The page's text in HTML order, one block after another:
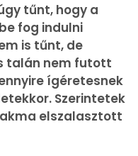
tűnt, hogy a
fog indulni
is tűnt, de
talán nem futott
ígéretesnek
Szerintetek
elszalasztott